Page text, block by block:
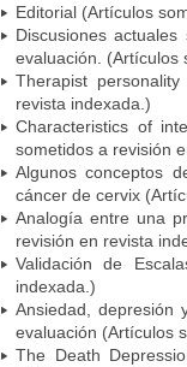
Editorial (Artículos
Discusiones
evaluación. (Artículos
Therapist
revista indexada.)
Characteristics of
sometidos a revisión
Algunos conceptos
cáncer de cervix
Analogía entre una
revisión en revista
Validación de
indexada.)
Ansiedad, depresión
evaluación (Artículos
The Death